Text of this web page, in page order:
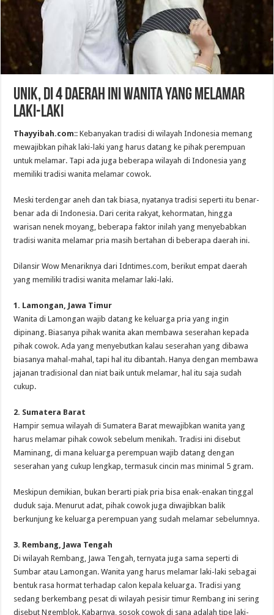
Unik, Di 4 Daerah Ini Wanita Yang Melamar
Laki-Laki
Thayyibah.com:: Kebanyakan tradisi di wilayah Indonesia memang
mewajibkan pihak laki-laki yang harus datang ke pihak perempuan
untuk melamar. Tapi ada juga beberapa wilayah di Indonesia yang
memiliki tradisi wanita melamar cowok.
Meski terdengar aneh dan tak biasa, nyatanya tradisi seperti itu benar-
benar ada di Indonesia. Dari cerita rakyat, kehormatan, hingga
warisan nenek moyang, beberapa faktor inilah yang menyebabkan
tradisi wanita melamar pria masih bertahan di beberapa daerah ini.
Dilansir Wow Menariknya dari Idntimes.com, berikut empat daerah
yang memiliki tradisi wanita melamar laki-laki.
1. Lamongan, Jawa Timur
Wanita di Lamongan wajib datang ke keluarga pria yang ingin
dipinang. Biasanya pihak wanita akan membawa seserahan kepada
pihak cowok. Ada yang menyebutkan kalau seserahan yang dibawa
biasanya mahal-mahal, tapi hal itu dibantah. Hanya dengan membawa
jajanan tradisional dan niat baik untuk melamar, hal itu saja sudah
cukup.
2. Sumatera Barat
Hampir semua wilayah di Sumatera Barat mewajibkan wanita yang
harus melamar pihak cowok sebelum menikah. Tradisi ini disebut
Maminang, di mana keluarga perempuan wajib datang dengan
seserahan yang cukup lengkap, termasuk cincin mas minimal 5 gram.
Meskipun demikian, bukan berarti piak pria bisa enak-enakan tinggal
duduk saja. Menurut adat, pihak cowok juga diwajibkan balik
berkunjung ke keluarga perempuan yang sudah melamar sebelumnya.
3. Rembang, Jawa Tengah
Di wilayah Rembang, Jawa Tengah, ternyata juga sama seperti di
Sumbar atau Lamongan. Wanita yang harus melamar laki-laki sebagai
bentuk rasa hormat terhadap calon kepala keluarga. Tradisi yang
sedang berkembang pesat di wilayah pesisir timur Rembang ini sering
disebut Ngemblok. Kabarnya, sosok cowok di sana adalah tipe laki-